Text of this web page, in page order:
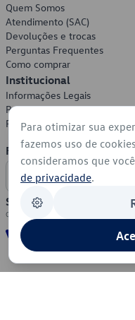
Quem Somos
Atendimento (SAC)
Devoluções e trocas
Perguntas Frequentes
Como comprar
Institucional
Informações Legais
Política de Privacidade
Política de Cookies
Formas de Pagamento
Segurança
Para otimizar sua
fazemos uso de
consideramos que
de privacidade.